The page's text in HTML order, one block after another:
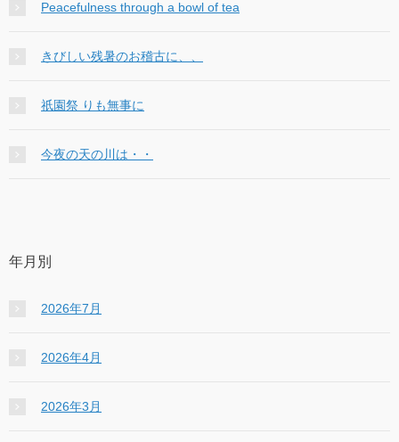
Peacefulness through a bowl of tea
きびしい残暑のお稽古に、、
祇園祭 りも無事に
今夜の天の川は・・
年月別
2026年7月
2026年4月
2026年3月